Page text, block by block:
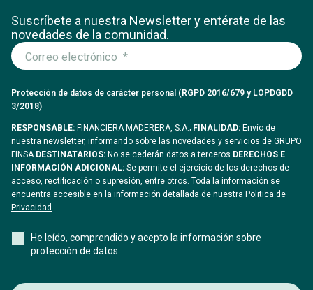
Suscríbete a nuestra Newsletter y entérate de las
novedades de la comunidad.
Protección de datos de carácter personal (RGPD 2016/679 y LOPDGDD
3/2018)
RESPONSABLE: FINANCIERA MADERERA, S.A.; FINALIDAD: Envío de
nuestra newsletter, informando sobre las novedades y servicios de GRUPO
FINSADESTINATARIOS: No se cederán datos a terceros DERECHOS E
INFORMACIÓN ADICIONAL: Se permite el ejercicio de los derechos de
acceso, rectificación o supresión, entre otros. Toda la información se
encuentra accesible en la información detallada de nuestra Politica de
Privacidad
He leído, comprendido y acepto la información sobre
protección de datos.